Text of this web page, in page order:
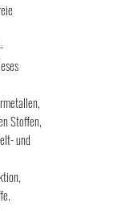
Stoffen,
und